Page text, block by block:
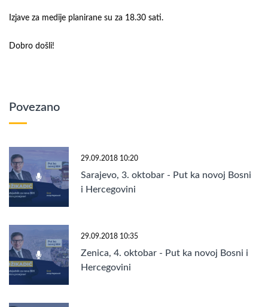
Izjave za medije planirane su za 18.30 sati.
Dobro došli!
Povezano
29.09.2018 10:20
Sarajevo, 3. oktobar - Put ka novoj Bosni
i Hercegovini
29.09.2018 10:35
Zenica, 4. oktobar - Put ka novoj Bosni i
Hercegovini